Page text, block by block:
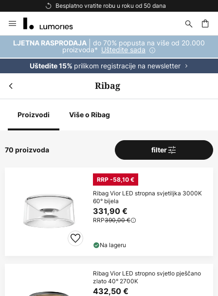
Besplatna dostava za kupnju iznad 69 €
to
Content
LJETNA RASPRODAJA | do 70% popusta na više od 20.000
proizvoda* Uštedite sada
Uštedite 15% prilikom registracije na newsletter
Ribag
Proizvodi Više o Ribag
70 proizvoda filter
RRP -58,10 €
Ribag Vior LED stropna svjetiljka 3000K
60° bijela
331,90 €
RRP390,00 €
Na lageru
Ribag Vior LED stropno svjetlo pješčano
zlato 40° 2700K
432,50 €